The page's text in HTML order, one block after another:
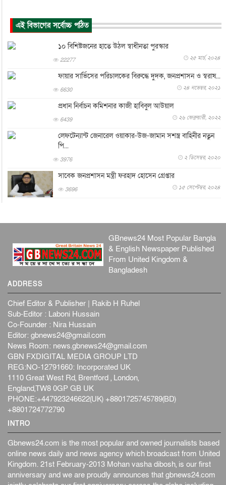
আন্তর্জাতিক ৬ আগস্ট, ২০২৬
যুক্তরাষ্ট্রে পারিবারিক সংঘাতে বন্দুক হামলা, নিহত ৩
আন্তর্জাতিক ৬ আগস্ট, ২০২৬
টি-টোয়েন্টি ইতিহাসের সর্বোচ্চ রানের মালিক এখন জস বাটলার
খেলাধুলা ৬ আগস্ট, ২০২৬
বস্তিতে কেটেছে শৈশব, আজ মুম্বাইয়ে দুই বাড়ির মালিক
বিনোদন ৬ আগস্ট, ২০২৬
যুক্তরাজ্যে বসবাসরত জাতীয়তাবাদী কুলাউড়াবাসীর মত বিনিময়
সভা...
ইউকে কমিউনিটি ৫ আগস্ট, ২০২৬
প্রধানমন্ত্রীকে সৌদি আরব সফরের আমন্ত্রণ
৫ আগস্ট, ২০২৬
জাতীয় ৫ আগস্ট, ২০২৬
বেনজীর আহমেদের সঙ্গে পরীমনির ঘনিষ্ঠ সম্পর্ক ছিল : নাসির
হরমুজ নিয়ে ইরান-মার্কিন চুক্তি হতে পারে আজ : মার্কিন অর্থমন...
আন্তর্জাতিক
পৃথিবীর দিকে আসছে বিধ্বংসী বস্তু, পারমাণবিক বোমা দিয়ে করা
হব...
আন্তর্জাতিক
কেনিয়ায় ১৫ হাতির রহস্যজনক মৃত্যু, সন্দেহের মুখে কীটনাশকের
ব্...
আন্তর্জাতিক
বিদেশি সংবাদমাধ্যমের জন্য নতুন বিধি-নিষেধ পাকিস্তানের
এই বিভাগের সর্বোচ্চ পঠিত
১০ বিশিষ্টজনের হাতে উঠল স্বাধীনতা পুরস্কার
22277 ২৫ মার্চ, ২০২৪
ফায়ার সার্ভিসের পরিচালকের বিরুদ্ধে দুদক, জনপ্রশাসন ও স্বরাষ...
6630 ২৪ নভেম্বর, ২০২১
প্রধান নির্বাচন কমিশনার কাজী হাবিবুল আউয়াল
6439 ২৬ ফেব্রুয়ারী, ২০২২
লেফটেন্যান্ট জেনারেল ওয়াকার-উজ-জামান সশস্ত্র বাহিনীর নতুন
পি...
3976 ২ ডিসেম্বর, ২০২০
সাবেক জনপ্রশাসন মন্ত্রী ফরহাদ হোসেন গ্রেপ্তার
3696 ১৫ সেপ্টেম্বর, ২০২৪
GBnews24 Most Popular Bangla
& English Newspaper Published
From United Kingdom &
Bangladesh
ADDRESS
Chief Editor & Publisher | Rakib H Ruhel
Sub-Editor : Laboni Hussain
Co-Founder : Nira Hussain
Editor: gbnews24@gmail.com
News Room: news.gbnews24@gmail.com
GBN FXDIGITAL MEDIA GROUP LTD
REG:NO-12791660: Incorporated UK
1110 Great West Rd, Brentford , London,
England,TW8 0GP GB UK
PHONE:+447923246622(UK) +8801725745789(BD)
+8801724772790
INTRO
Gbnews24.com is the most popular and owned journalists based
online news daily and news agency which broadcast from United
Kingdom. 21st February-2013 Mohan vasha dibosh, is our first
anniversary and we are proudly announces that gbnews24.com